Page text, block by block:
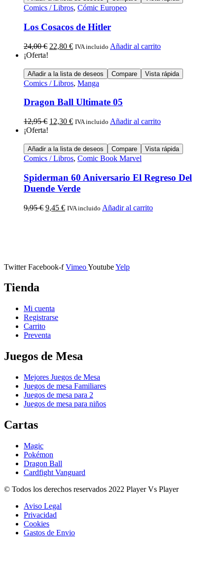
Comics / Libros, Cómic Europeo
Los Cosacos de Hitler
24,00€ 22,80 € IVA incluido Añadir al carrito
¡Oferta!
Añadir a la lista de deseos Compare Vista rápida
Comics / Libros, Manga
Dragon Ball Ultimate 05
12,95€ 12,30 € IVA incluido Añadir al carrito
¡Oferta!
Añadir a la lista de deseos Compare Vista rápida
Comics / Libros, Comic Book Marvel
Spiderman 60 Aniversario El Regreso Del
Duende Verde
9,95€ 9,45 € IVA incluido Añadir al carrito
Twitter Facebook-f VimeoYoutubeYelp
Tienda
Mi cuenta
Registrarse
Carrito
Preventa
Juegos de Mesa
Mejores Juegos de Mesa
Juegos de mesa Familiares
Juegos de mesa para 2
Juegos de mesa para niños
Cartas
Magic
Pokémon
Dragon Ball
Cardfight Vanguard
© Todos los derechos reservados 2022 Player Vs Player
Aviso Legal
Privacidad
Cookies
Gastos de Envio